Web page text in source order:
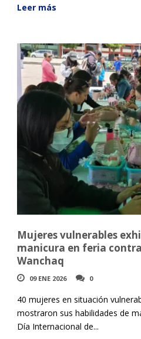
Leer más
Mujeres vulnerables
manicura en feria
Wanchaq
09 ENE 2026 0
40 mujeres en situación
mostraron sus habilidades de
Día Internacional de...